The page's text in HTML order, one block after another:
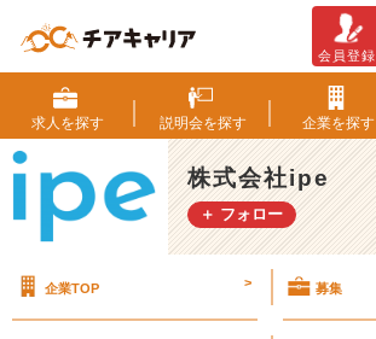
ラ
ッ
ト
で
風
通
い
会員登録
求人を探す 説明会を探す 企業を探す
株式会社ipe
＋ フォロー
企業TOP > 募集